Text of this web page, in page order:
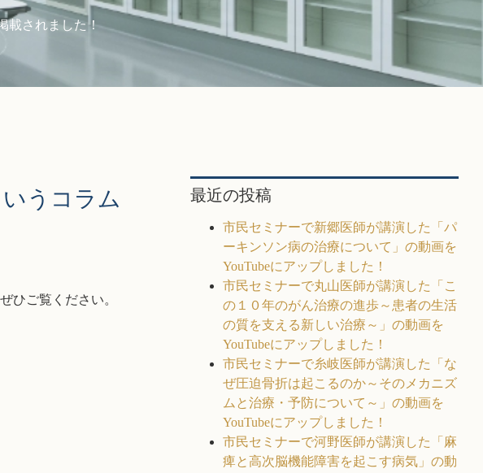
載されました！
うコラム
ひご覧ください。
最近の投稿
市民セミナーで新郷医師が講演した「パ
ーキンソン病の治療について」の動画を
YouTubeにアップしました！
市民セミナーで丸山医師が講演した「こ
の１０年のがん治療の進歩～患者の生活
の質を支える新しい治療～」の動画を
YouTubeにアップしました！
市民セミナーで糸岐医師が講演した「な
ぜ圧迫骨折は起こるのか～そのメカニズ
ムと治療・予防について～」の動画を
YouTubeにアップしました！
市民セミナーで河野医師が講演した「麻
痺と高次脳機能障害を起こす病気」の動